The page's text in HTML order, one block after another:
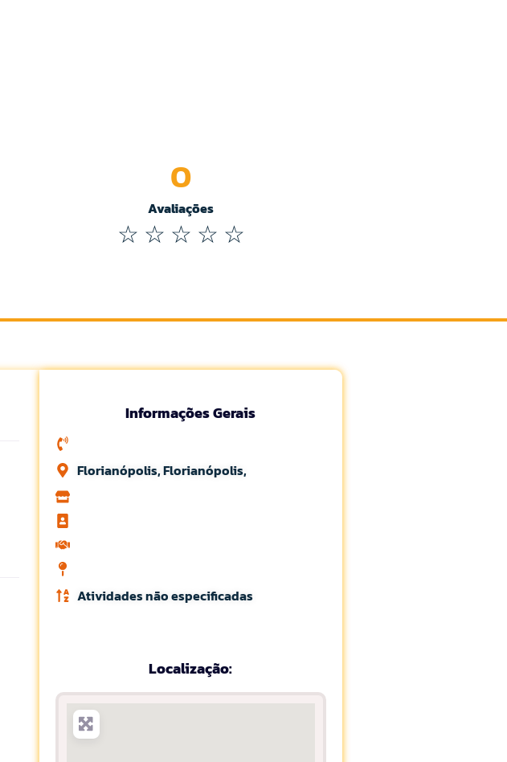
Avaliações
0
☆ ☆ ☆ ☆ ☆
Informações Gerais
Florianópolis, Florianópolis,
Atividades não especificadas
Localização: